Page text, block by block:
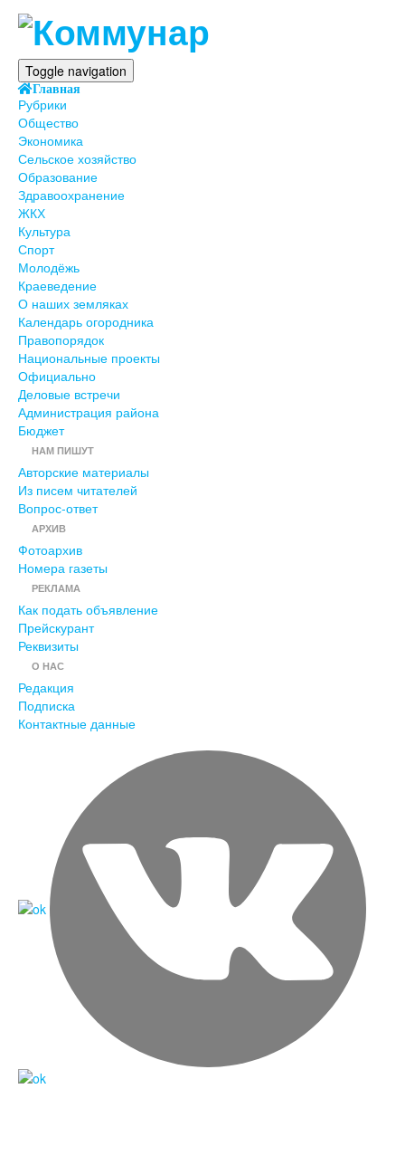
Toggle navigation
Главная
Рубрики
Общество
Экономика
Сельское хозяйство
Образование
Здравоохранение
ЖКХ
Культура
Спорт
Молодёжь
Краеведение
О наших земляках
Календарь огородника
Правопорядок
Национальные проекты
Официально
Деловые встречи
Администрация района
Бюджет
НАМ ПИШУТ
Авторские материалы
Из писем читателей
Вопрос-ответ
АРХИВ
Фотоархив
Номера газеты
РЕКЛАМА
Как подать объявление
Прейскурант
Реквизиты
О НАС
Редакция
Подписка
Контактные данные